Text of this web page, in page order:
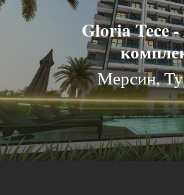
Gloria Tece
Мерсин,